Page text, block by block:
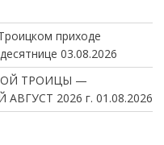
приходе
03.08.2026
ТРОИЦЫ —
2026 г. 01.08.2026